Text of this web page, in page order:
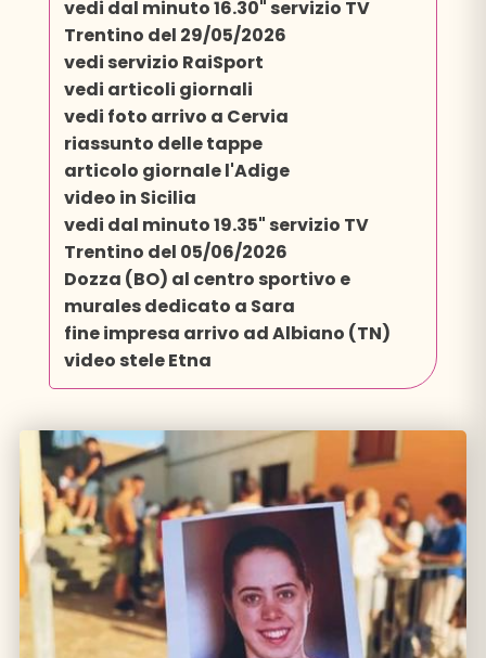
vedi dal minuto 16.30" servizio TV
Trentino del 29/05/2026
vedi servizio RaiSport
vedi articoli giornali
vedi foto arrivo a Cervia
riassunto delle tappe
articolo giornale l'Adige
video in Sicilia
vedi dal minuto 19.35" servizio TV
Trentino del 05/06/2026
Dozza (BO) al centro sportivo e
murales dedicato a Sara
fine impresa arrivo ad Albiano (TN)
video stele Etna